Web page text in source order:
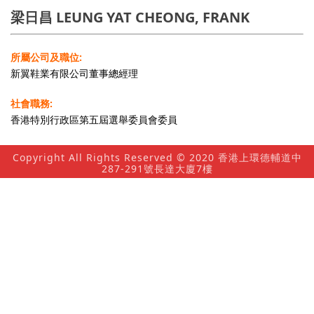
梁日昌 LEUNG YAT CHEONG, FRANK
所屬公司及職位:
新翼鞋業有限公司董事總經理
社會職務:
香港特別行政區第五屆選舉委員會委員
Copyright All Rights Reserved © 2020 香港上環德輔道中
287-291號長達大廈7樓